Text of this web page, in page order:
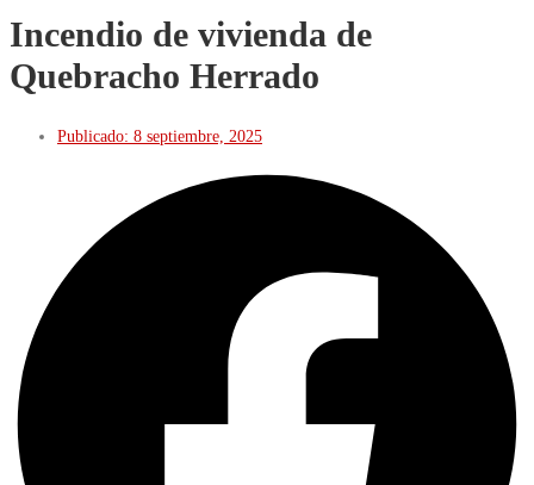
Incendio de vivienda de
Quebracho Herrado
Publicado: 8 septiembre, 2025